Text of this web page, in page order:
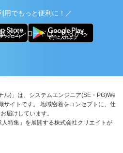
用でもっと便利に！／
ダウンロードはこちらから
ル)」は、システムエンジニア(SE・PG)We
サイトです。 地域密着をコンセプトに、仕
届けしています。
特集」を展開する株式会社クリエイトが